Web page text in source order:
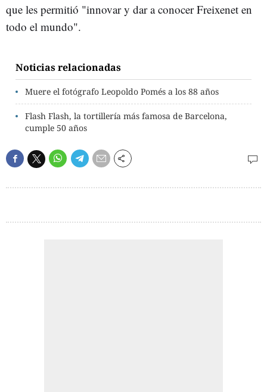
que les permitió "innovar y dar a conocer Freixenet en
todo el mundo".
Noticias relacionadas
Muere el fotógrafo Leopoldo Pomés a los 88 años
Flash Flash, la tortillería más famosa de Barcelona,
cumple 50 años